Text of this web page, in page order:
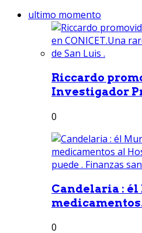
ultimo momento
Riccardo
Investigador
0
Candelaria :
0